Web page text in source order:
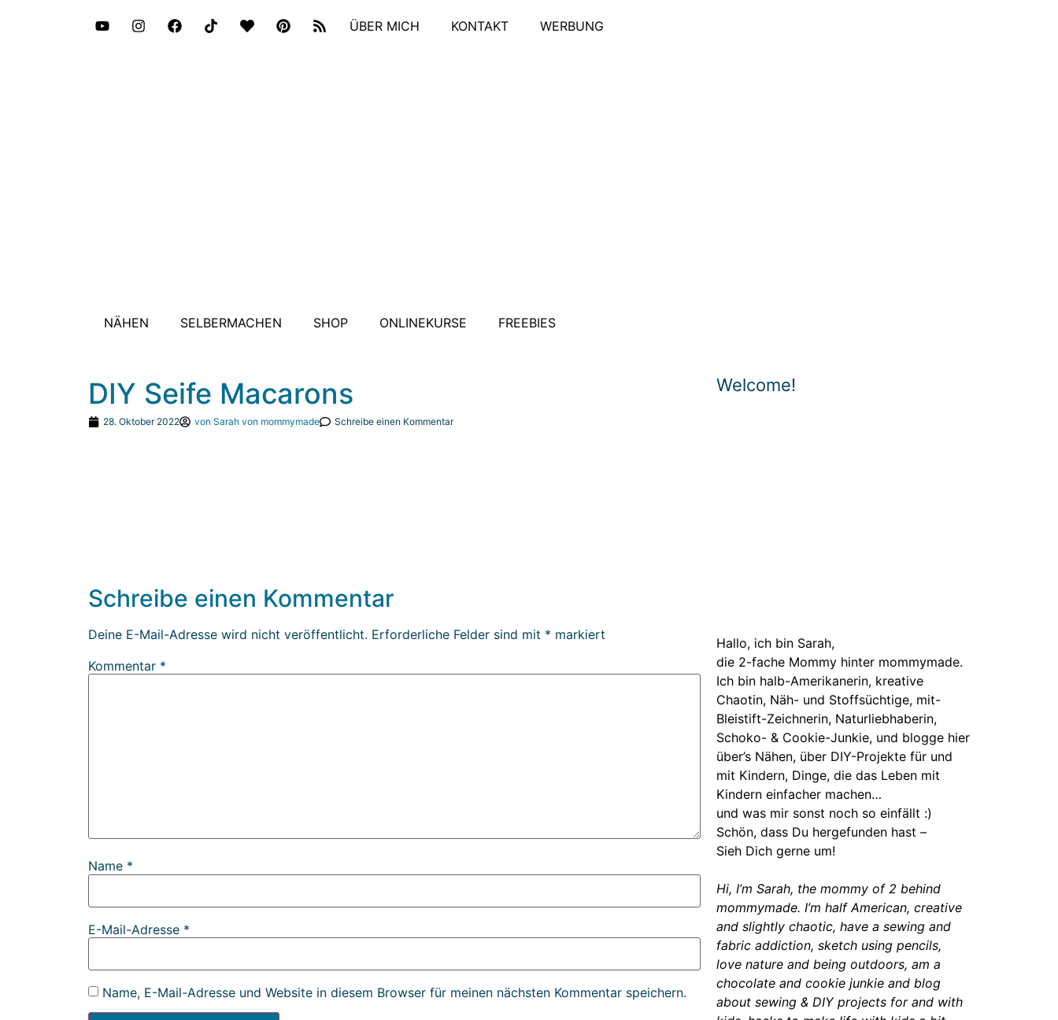
ÜBER MICH KONTAKT WERBUNG
NÄHEN SELBERMACHEN SHOP ONLINEKURSE FREEBIES
Welcome!
Hallo, ich bin Sarah,
die 2-fache Mommy hinter mommymade.
Ich bin halb-Amerikanerin, kreative
Chaotin, Näh- und Stoffsüchtige, mit-
Bleistift-Zeichnerin, Naturliebhaberin,
Schoko- & Cookie-Junkie, und blogge hier
über’s Nähen, über DIY-Projekte für und
mit Kindern, Dinge, die das Leben mit
Kindern einfacher machen…
und was mir sonst noch so einfällt :)
Schön, dass Du hergefunden hast –
Sieh Dich gerne um!
Hi, I’m Sarah, the mommy of 2 behind
mommymade. I’m half American, creative
and slightly chaotic, have a sewing and
fabric addiction, sketch using pencils,
love nature and being outdoors, am a
chocolate and cookie junkie and blog
about sewing & DIY projects for and with
DIY Seife Macarons
28. Oktober 2022 von Sarah von mommymade Schreibe einen Kommentar
Schreibe einen Kommentar
Deine E-Mail-Adresse wird nicht veröffentlicht. Erforderliche Felder sind mit * markiert
Kommentar *
Name *
E-Mail-Adresse *
Name, E-Mail-Adresse und Website in diesem Browser für meinen nächsten Kommentar speichern.